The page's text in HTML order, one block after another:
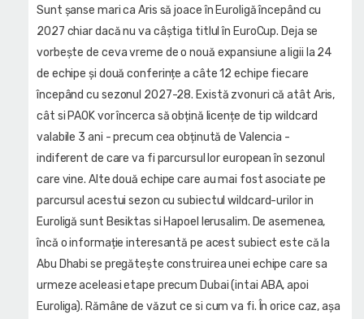
Sunt șanse mari ca Aris să joace în Euroligă începând cu
2027 chiar dacă nu va câștiga titlul în EuroCup. Deja se
vorbește de ceva vreme de o nouă expansiune a ligii la 24
de echipe și două conferințe a câte 12 echipe fiecare
începând cu sezonul 2027-28. Există zvonuri că atât Aris,
cât si PAOK vor încerca să obțină licențe de tip wildcard
valabile 3 ani - precum cea obținută de Valencia -
indiferent de care va fi parcursul lor european în sezonul
care vine. Alte două echipe care au mai fost asociate pe
parcursul acestui sezon cu subiectul wildcard-urilor in
Euroligă sunt Besiktas si Hapoel Ierusalim. De asemenea,
încă o informație interesantă pe acest subiect este că la
Abu Dhabi se pregătește construirea unei echipe care sa
urmeze aceleasi etape precum Dubai (intai ABA, apoi
Euroliga). Rămâne de văzut ce si cum va fi. În orice caz, așa